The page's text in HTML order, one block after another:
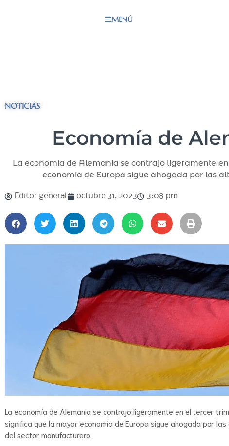
MENÚ
NOTICIAS
Economía de
La economía de Alemania se contrajo ligeramente
economía de Europa sigue ahogada por las
Editor general octubre 31, 2023 3:08 pm
La economía de Alemania se contrajo ligeramente en el tercer
significa que la mayor economía de Europa sigue ahogada por
del sector manufacturero.